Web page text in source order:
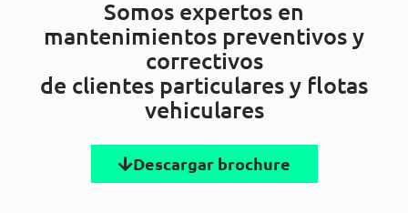
Somos expertos en
mantenimientos preventivos y
correctivos
de clientes particulares y flotas
vehiculares
Descargar brochure